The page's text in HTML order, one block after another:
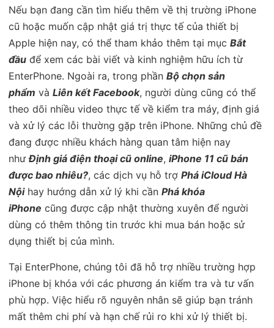
Nếu bạn đang cần tìm hiểu thêm về thị trường iPhone
cũ hoặc muốn cập nhật giá trị thực tế của thiết bị
Apple hiện nay, có thể tham khảo thêm tại mục Bắt
đầu để xem các bài viết và kinh nghiệm hữu ích từ
EnterPhone. Ngoài ra, trong phần Bộ chọn sản
phẩm và Liên kết Facebook, người dùng cũng có thể
theo dõi nhiều video thực tế về kiểm tra máy, định giá
và xử lý các lỗi thường gặp trên iPhone. Những chủ đề
đang được nhiều khách hàng quan tâm hiện nay
nhưĐịnh giá điện thoại cũ online, iPhone 11 cũ bán
được bao nhiêu?, các dịch vụ hỗ trợ Phá iCloud Hà
Nộihay hướng dẫn xử lý khi cần Phá khóa
iPhone cũng được cập nhật thường xuyên để người
dùng có thêm thông tin trước khi mua bán hoặc sử
dụng thiết bị của mình.
Tại EnterPhone, chúng tôi đã hỗ trợ nhiều trường hợp
iPhone bị khóa với các phương án kiểm tra và tư vấn
phù hợp. Việc hiểu rõ nguyên nhân sẽ giúp bạn tránh
mất thêm chi phí và hạn chế rủi ro khi xử lý thiết bị.